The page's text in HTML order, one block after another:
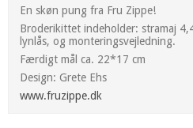
En skøn pung fra Fru Zippe!
Broderikittet indeholder: stramaj
lynlås, og monteringsvejledning.
Færdigt mål ca. 22*17 cm
Design: Grete Ehs
www.fruzippe.dk